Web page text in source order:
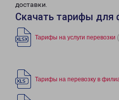
доставки.
Скачать тарифы для
Тарифы на услуги перевозки
Тарифы на перевозку в